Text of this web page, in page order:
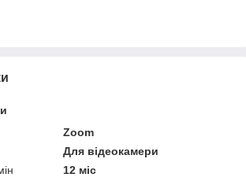
Zoom
Для відеокамери
12 міс